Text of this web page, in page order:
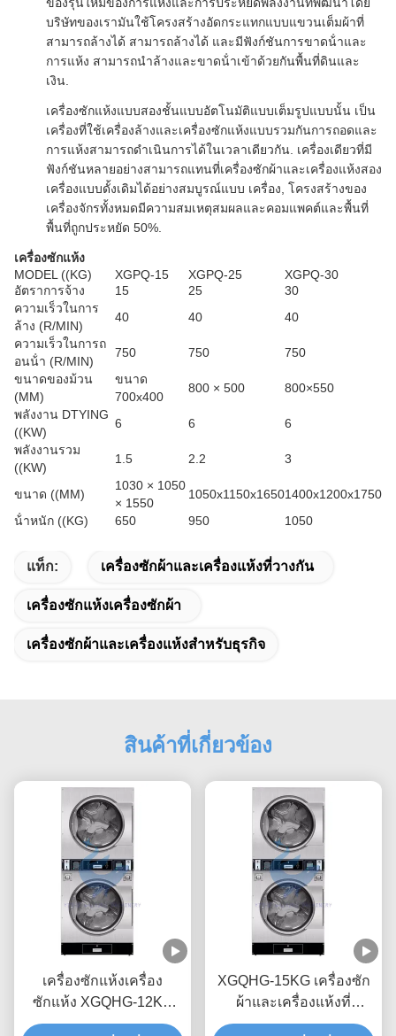
บริษัทของเรามันใช้โครงสร้างอัดกระแทกแบบแขวนเต็มผ้าที่
สามารถล้างได้ สามารถล้างได้ และมีฟังก์ชันการขาดน้ําและ
การแห้ง สามารถนําล้างและขาดน้ําเข้าด้วยกันพื้นที่ดินและ
เงิน.
เครื่องซักแห้งแบบสองชั้นแบบอัตโนมัติแบบเต็มรูปแบบนั้น เป็น
เครื่องที่ใช้เครื่องล้างและเครื่องซักแห้งแบบรวมกันการถอดและ
การแห้งสามารถดําเนินการได้ในเวลาเดียวกัน. เครื่องเดียวที่มี
ฟังก์ชันหลายอย่างสามารถแทนที่เครื่องซักผ้าและเครื่องแห้งสอง
เครื่องแบบดั้งเดิมได้อย่างสมบูรณ์แบบ เครื่อง, โครงสร้างของ
เครื่องจักรทั้งหมดมีความสมเหตุสมผลและคอมแพคต์และพื้นที่
พื้นที่ถูกประหยัด 50%.
เครื่องซักแห้ง
MODEL ((KG)
XGPQ-15 XGPQ-25
XGPQ-30
อัตราการจ้าง
15 25
30
ความเร็วในการ
ล้าง (R/MIN)
40 40
40
ความเร็วในการถ
อนน้ํา (R/MIN)
750 750
750
ขนาดของม้วน
(MM)
ขนาด
700x400
800 × 500
800×550
พลังงาน DTYING
((KW)
6 6
6
พลังงานรวม
((KW)
1.5 2.2 3
ขนาด ((MM)
1030 × 1050
× 1550
1050x1150x16501400x1200x1750
น้ําหนัก ((KG)
650 950 1050
แท็ก: เครื่องซักผ้าและเครื่องแห้งที่วางกัน
เครื่องซักแห้งเครื่องซักผ้า
เครื่องซักผ้าและเครื่องแห้งสําหรับธุรกิจ
สินค้าที่เกี่ยวข้อง
เครื่องซักแห้งเครื่อง
ซักแห้ง XGQHG-12KG
เครื่องซักแห้งเครื่อง
XGQHG-15KG เครื่องซัก
ผ้าและเครื่องแห้งที่
สามารถติดตั้งได้ เครื่องซัก